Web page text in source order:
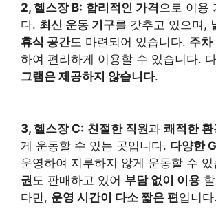
2, 헬스장 B: 합리적인 가격으로 이용
다. 최신 운동 기구를 갖추고 있으며,
휴식 공간도 마련되어 있습니다. 주차
하여 편리하게 이용할 수 있습니다.
그램은 제공하지 않습니다.
3, 헬스장 C: 친절한 직원과 쾌적한 환
게 운동할 수 있는 곳입니다. 다양한
운영하여 지루하지 않게 운동할 수 있
권 도 판매하고 있어 부담 없이 이용
다만, 운영 시간이 다소 짧은 편입니다.